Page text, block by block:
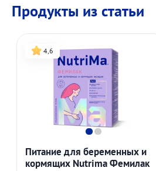
Продукты из статьи
4,6
Питание для беременных и
кормящих Nutrima Фемилак